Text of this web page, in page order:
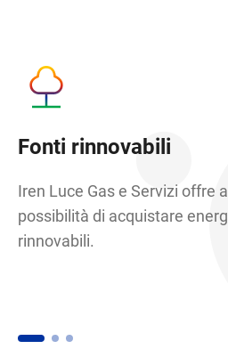
Fonti rinnovabili
Iren Luce Gas e Servizi offre
possibilità di acquistare
rinnovabili.